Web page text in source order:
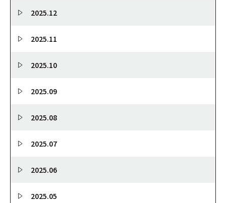
2025.12
2025.11
2025.10
2025.09
2025.08
2025.07
2025.06
2025.05